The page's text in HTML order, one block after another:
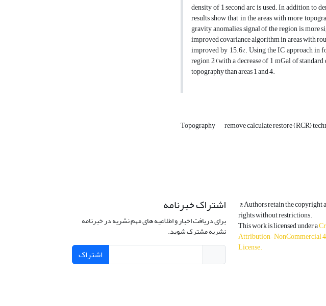
density of 1 second arc is used. In addition to
results show that in the areas with more
gravity anomalies signal of the region is more
improved covariance algorithm in areas with
improved by 15.6%. Using the IC approach in
region 2 (with a decrease of 1 mGal of
topography than areas 1 and 4.
Topography remove calculate restore (RCR)
© Authors retain the
rights without restrictions.
This work is licensed under a
Attribution-NonCommercial
License.
اشتراک خبرنامه
برای دریافت اخبار و اطلاعیه های مهم نشریه در خبرنامه
نشریه مشترک شوید.
اشتراک